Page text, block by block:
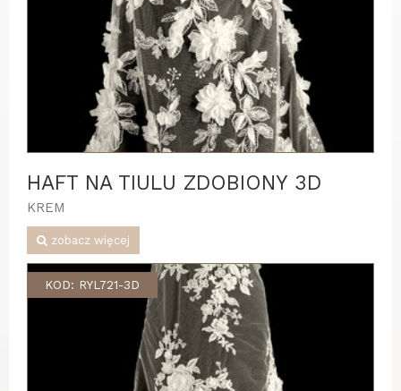
HAFT NA TIULU ZDOBIONY 3D
KREM
zobacz więcej
KOD: RYL721-3D